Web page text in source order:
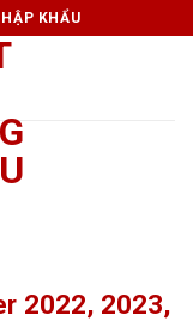
KHẨU
2022, 2023,